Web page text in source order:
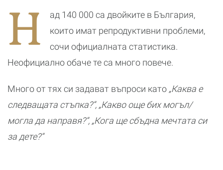
Н
ад 140 000 са двойките в България,
които имат репродуктивни проблеми,
сочи официалната статистика.
Неофициално обаче те са много повече.
Много от тях си задават въпроси като „Каква е
следващата стъпка?“, „Какво още бих могъл/
могла да направя?“, „Кога ще сбъдна мечтата си
за дете?“